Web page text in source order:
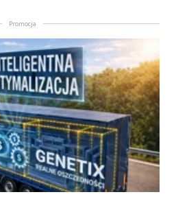
Promocja